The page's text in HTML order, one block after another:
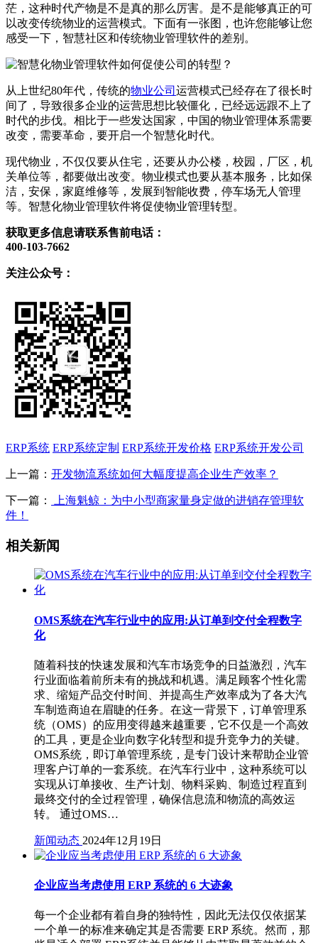
茫，这种时代产物是不是真的那么厉害。是不是能够真正的可
以改变传统物业的运营模式。下面有一张图，也许您能够让您
感受一下，智慧社区和传统物业管理软件的差别。
从上世纪80年代，传统的物业公司 运营模式已经存在了很长时
间了，导致很多企业的运营思想比较僵化，已经远远跟不上了
时代的步伐。相比于一些发达国家，中国的物业管理体系需要
改变，需要革命，要开启一个智慧化时代。
现代物业，不仅仅要从住宅，还要从办公楼，校园，厂区，机
关单位等，都要做出改变。物业模式也要从基本服务，比如保
洁，安保，家庭维修等，发展到智能收费，停车场无人管理
等。智慧化物业管理软件将促使物业管理转型。
获取更多信息请联系售前电话：
400-103-7662
关注公众号：
ERP系统 ERP系统定制 ERP系统开发价格 ERP系统开发公司
上一篇： 开发物流系统如何大幅度提高企业生产效率？
下一篇：
上海魁鲸：为中小型商家量身定做的进销存管理软
件！
相关新闻
OMS系统在汽车行业中的应用:从订单到交付全程数字
化
随着科技的快速发展和汽车市场竞争的日益激烈，汽车
行业面临着前所未有的挑战和机遇。满足顾客个性化需
求、缩短产品交付时间、并提高生产效率成为了各大汽
车制造商迫在眉睫的任务。在这一背景下，订单管理系
统（OMS）的应用变得越来越重要，它不仅是一个高效
的工具，更是企业向数字化转型和提升竞争力的关键。
OMS系统，即订单管理系统，是专门设计来帮助企业管
理客户订单的一套系统。在汽车行业中，这种系统可以
实现从订单接收、生产计划、物料采购、制造过程直到
最终交付的全过程管理，确保信息流和物流的高效运
转。 通过OMS…
新闻动态 2024年12月19日
企业应当考虑使用 ERP 系统的 6 大迹象
每一个企业都有着自身的独特性，因此无法仅仅依据某
一个单一的标准来确定其是否需要 ERP 系统。然而，那